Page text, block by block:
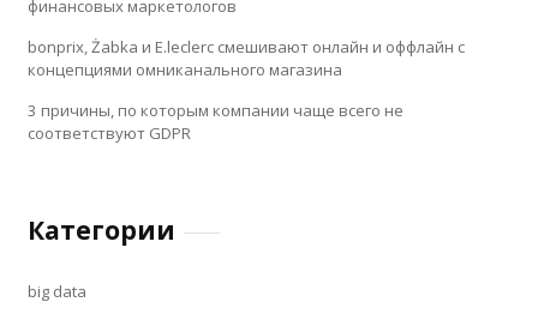
финансовых маркетологов
bonprix, Żabka и E.leclerc смешивают онлайн и оффлайн с
концепциями омниканального магазина
3 причины, по которым компании чаще всего не
соответствуют GDPR
Категории
big data